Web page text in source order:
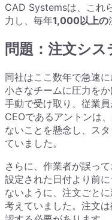
CAD Systemsは、これ
力し、毎年1,000以上の
問題：注文シ
同社はここ数年で急速
小さなチームに圧力を
手動で受け取り、従業
CEOであるアントンは
ないことを懸念し、ス
ていました。
さらに、作業者が誤っ
設定された日付より前
ないように、注文ごと
考えていました。注文